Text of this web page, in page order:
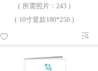
( 所需照片：243 )
( 10寸竖款180*250 )